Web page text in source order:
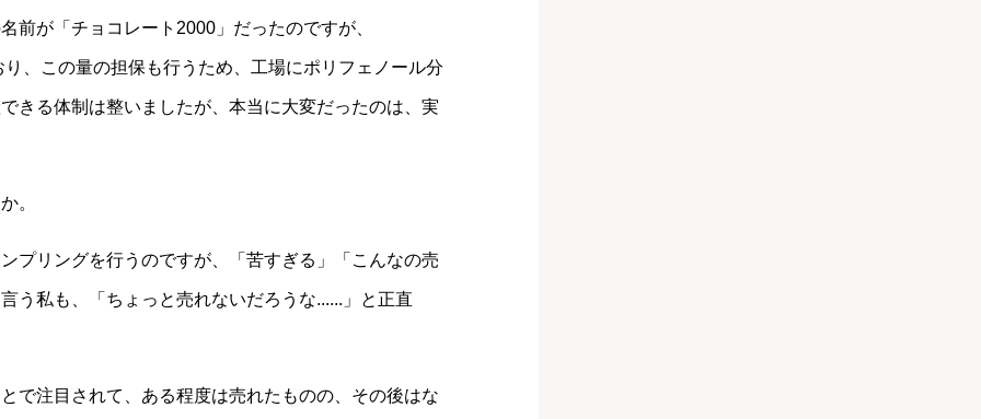
前が「チョコレート2000」だったのですが、
、この量の担保も行うため、工場にポリフェノール分
きる体制は整いましたが、本当に大変だったのは、実
。
プリングを行うのですが、「苦すぎる」「こんなの売
う私も、「ちょっと売れないだろうな......」と正直
で注目されて、ある程度は売れたものの、その後はな